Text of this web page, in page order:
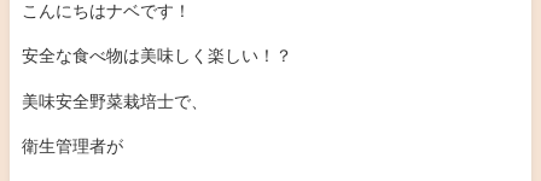
こんにちはナベです！
安全な食べ物は美味しく楽しい！？
美味安全野菜栽培士で、
衛生管理者が